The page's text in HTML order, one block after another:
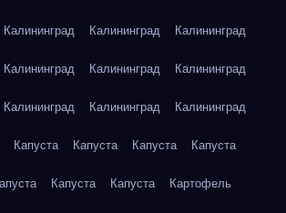
Калининград Калининград Калининград
Калининград Калининград Калининград
Калининград Калининград Калининград
Капуста Капуста Капуста Капуста
Капуста Капуста Картофель